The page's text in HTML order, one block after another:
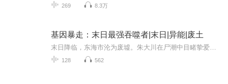
269 8.3万
基因暴走：末日最强吞噬者|末日|异能|废土
128 562